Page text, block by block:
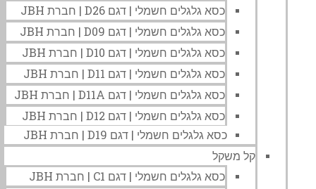
כסא גלגלים חשמלי | דגם D26 | חברת JBH
כסא גלגלים חשמלי | דגם D09 | חברת JBH
כסא גלגלים חשמלי | דגם D10 | חברת JBH
כסא גלגלים חשמלי | דגם D11 | חברת JBH
כסא גלגלים חשמלי | דגם D11A | חברת JBH
כסא גלגלים חשמלי | דגם D12 | חברת JBH
כסא גלגלים חשמלי | דגם D19 | חברת JBH
קל משקל
כסא גלגלים חשמלי | דגם C1 | חברת JBH